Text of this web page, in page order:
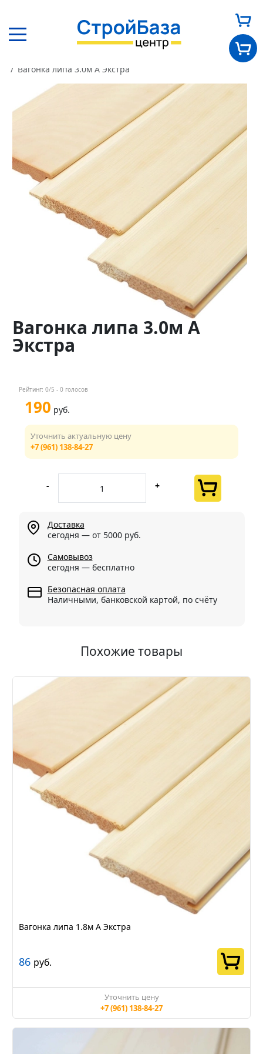
Каталог
Оплата и доставка
Контакты
Менеджер
+7 (961) 138-84-27
Вагонка липа 3.0м А Экстра
Вагонка липа 3.0м А
Экстра
Рейтинг: 0/5 - 0 голосов
190 руб.
Уточнить актуальную цену
+7 (961) 138-84-27
- +
Доставка
сегодня — от 5000 руб.
Самовывоз
сегодня — бесплатно
Безопасная оплата
Наличными, банковской картой, по счёту
Похожие товары
Вагонка липа 1.8м А Экстра
86 руб.
Уточнить цену
+7 (961) 138-84-27